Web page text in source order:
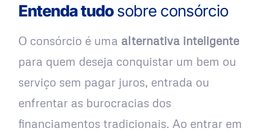
Entenda tudosobre consórcio
O consórcio é uma alternativa inteligente
para quem deseja conquistar um bem ou
serviço sem pagar juros, entrada ou
enfrentar as burocracias dos
financiamentos tradicionais. Ao entrar em